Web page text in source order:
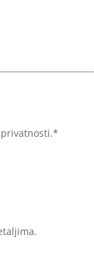
privatnosti.*